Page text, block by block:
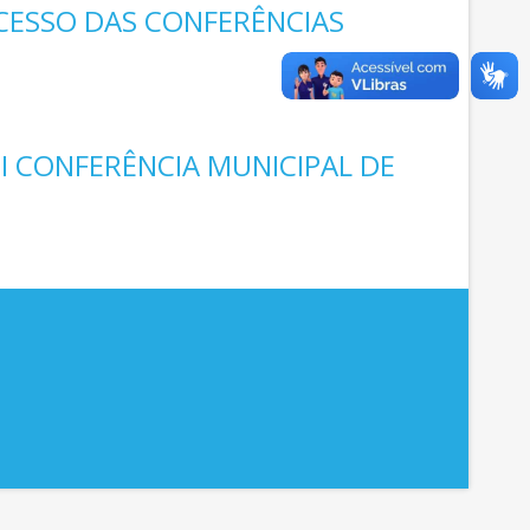
DAS CONFERÊNCIAS
CONFERÊNCIA MUNICIPAL DE